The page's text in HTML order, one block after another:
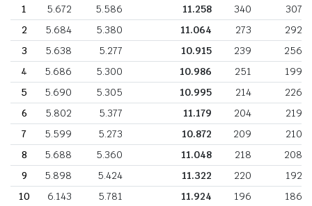
1
5.672 5.586 11.258 340
307
2
5.684 5.380 11.064 273 292
3
5.638 5.277 10.915 239 256
4
5.686 5.300 10.986 251 199
5
5.690 5.305 10.995 214 226
6
5.802 5.377 11.179 204
219
7
5.599 5.273 10.872 209
210
8
5.688 5.360 11.048 218 208
9
5.898 5.424 11.322 220
192
10
6.143 5.781 11.924 196 186